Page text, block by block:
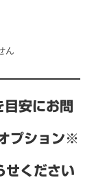
ん
安にお問
プション※
せください